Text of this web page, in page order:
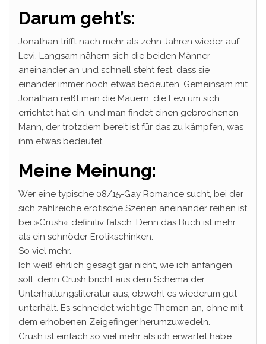
Darum geht’s:
Jonathan trifft nach mehr als zehn Jahren wieder auf
Levi. Langsam nähern sich die beiden Männer
aneinander an und schnell steht fest, dass sie
einander immer noch etwas bedeuten. Gemeinsam mit
Jonathan reißt man die Mauern, die Levi um sich
errichtet hat ein, und man findet einen gebrochenen
Mann, der trotzdem bereit ist für das zu kämpfen, was
ihm etwas bedeutet.
Meine Meinung:
Wer eine typische 08/15-Gay Romance sucht, bei der
sich zahlreiche erotische Szenen aneinander reihen ist
bei »Crush« definitiv falsch. Denn das Buch ist mehr
als ein schnöder Erotikschinken.
So viel mehr.
Ich weiß ehrlich gesagt gar nicht, wie ich anfangen
soll, denn Crush bricht aus dem Schema der
Unterhaltungsliteratur aus, obwohl es wiederum gut
unterhält. Es schneidet wichtige Themen an, ohne mit
dem erhobenen Zeigefinger herumzuwedeln.
Crush ist einfach so viel mehr als ich erwartet habe